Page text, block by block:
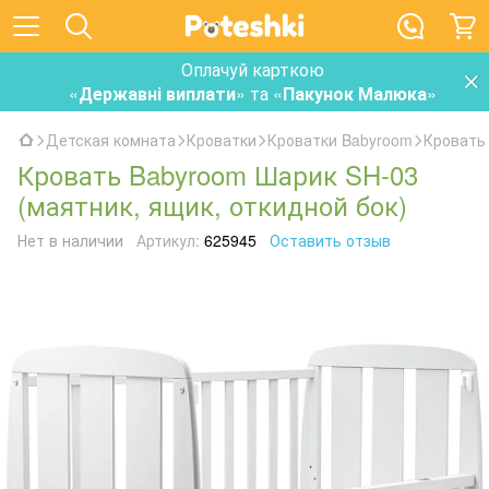
Оплачуй карткою
«Державні виплати» та «Пакунок Малюка»
Детская комната Кроватки Кроватки Babyroom
Кровать Babyroom Шарик SH-03
(маятник, ящик, откидной бок)
Нет в наличии Артикул: 625945 Оставить отзыв